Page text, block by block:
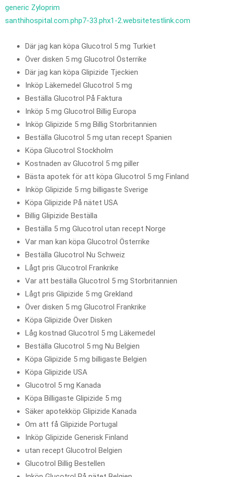
generic Zyloprim
santhihospital.com.php7-33.phx1-2.websitetestlink.com
Där jag kan köpa Glucotrol 5 mg Turkiet
Över disken 5 mg Glucotrol Österrike
Där jag kan köpa Glipizide Tjeckien
Inköp Läkemedel Glucotrol 5 mg
Beställa Glucotrol På Faktura
Inköp 5 mg Glucotrol Billig Europa
Inköp Glipizide 5 mg Billig Storbritannien
Beställa Glucotrol 5 mg utan recept Spanien
Köpa Glucotrol Stockholm
Kostnaden av Glucotrol 5 mg piller
Bästa apotek för att köpa Glucotrol 5 mg Finland
Inköp Glipizide 5 mg billigaste Sverige
Köpa Glipizide På nätet USA
Billig Glipizide Beställa
Beställa 5 mg Glucotrol utan recept Norge
Var man kan köpa Glucotrol Österrike
Beställa Glucotrol Nu Schweiz
Lågt pris Glucotrol Frankrike
Var att beställa Glucotrol 5 mg Storbritannien
Lågt pris Glipizide 5 mg Grekland
Över disken 5 mg Glucotrol Frankrike
Köpa Glipizide Över Disken
Låg kostnad Glucotrol 5 mg Läkemedel
Beställa Glucotrol 5 mg Nu Belgien
Köpa Glipizide 5 mg billigaste Belgien
Köpa Glipizide USA
Glucotrol 5 mg Kanada
Köpa Billigaste Glipizide 5 mg
Säker apotekköp Glipizide Kanada
Om att få Glipizide Portugal
Inköp Glipizide Generisk Finland
utan recept Glucotrol Belgien
Glucotrol Billig Bestellen